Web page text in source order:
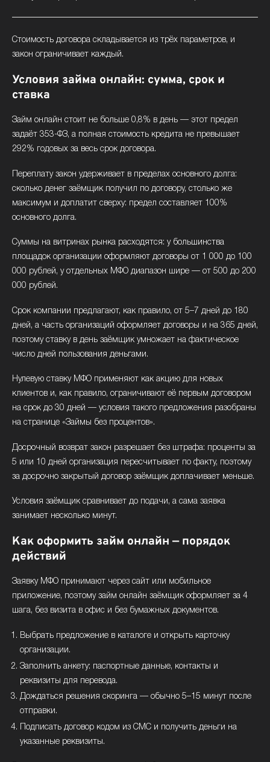
Стоимость договора складывается из трёх параметров, и
закон ограничивает каждый.
Условия займа онлайн: сумма, срок и
ставка
Займ онлайн стоит не больше 0,8% в день — этот предел
задаёт 353-ФЗ, а полная стоимость кредита не превышает
292% годовых за весь срок договора.
Переплату закон удерживает в пределах основного долга:
сколько денег заёмщик получил по договору, столько же
максимум и доплатит сверху: предел составляет 100%
основного долга.
Суммы на витринах рынка расходятся: у большинства
площадок организации оформляют договоры от 1 000 до 100
000 рублей, у отдельных МФО диапазон шире — от 500 до 200
000 рублей.
Срок компании предлагают, как правило, от 5–7 дней до 180
дней, а часть организаций оформляет договоры и на 365 дней,
поэтому ставку в день заёмщик умножает на фактическое
число дней пользования деньгами.
Нулевую ставку МФО применяют как акцию для новых
клиентов и, как правило, ограничивают её первым договором
на срок до 30 дней — условия такого предложения разобраны
на странице «Займы без процентов».
Досрочный возврат закон разрешает без штрафа: проценты за
5 или 10 дней организация пересчитывает по факту, поэтому
за досрочно закрытый договор заёмщик доплачивает меньше.
Условия заёмщик сравнивает до подачи, а сама заявка
занимает несколько минут.
Как оформить займ онлайн — порядок
действий
Заявку МФО принимают через сайт или мобильное
приложение, поэтому займ онлайн заёмщик оформляет за 4
шага, без визита в офис и без бумажных документов.
Выбрать предложение в каталоге и открыть карточку
организации.
Заполнить анкету: паспортные данные, контакты и
реквизиты для перевода.
Дождаться решения скоринга — обычно 5–15 минут после
отправки.
Подписать договор кодом из СМС и получить деньги на
указанные реквизиты.